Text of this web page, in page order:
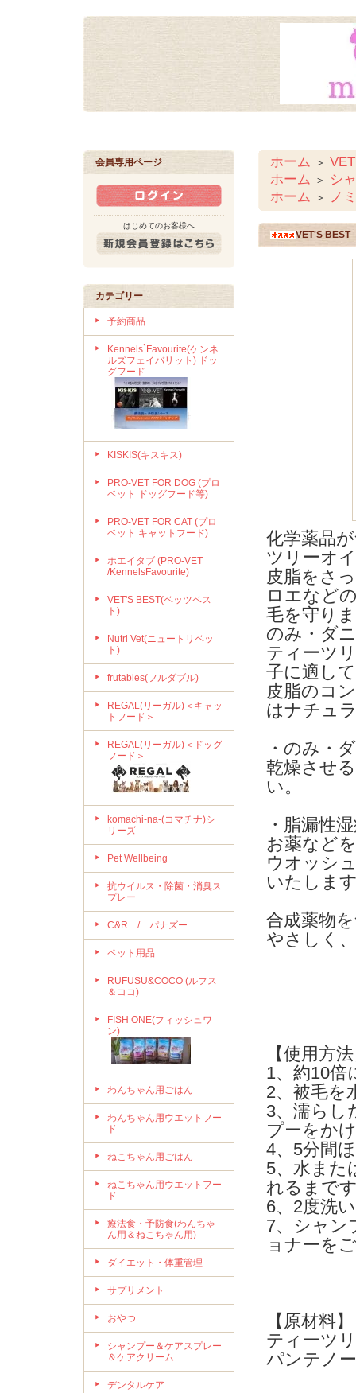
会員専用ページ
はじめてのお客様へ
カテゴリー
予約商品
Kennels`Favourite(ケンネ
ルズフェイバリット) ドッ
グフード
KISKIS(キスキス)
PRO-VET FOR DOG (プロ
ベット ドッグフード等)
PRO-VET FOR CAT (プロ
ベット キャットフード)
ホエイタブ (PRO-VET
/KennelsFavourite)
VET'S BEST(ベッツベス
ト)
Nutri Vet(ニュートリベッ
ト)
frutables(フルダブル)
REGAL(リーガル)＜キャッ
トフード＞
REGAL(リーガル)＜ドッグ
フード＞
komachi-na-(コマチナ)シ
リーズ
Pet Wellbeing
抗ウイルス・除菌・消臭ス
プレー
C&R / パナズー
ペット用品
RUFUSU&COCO (ルフス
＆ココ)
FISH ONE(フィッシュワ
ン)
わんちゃん用ごはん
わんちゃん用ウエットフー
ド
ねこちゃん用ごはん
ねこちゃん用ウエットフー
ド
療法食・予防食(わんちゃ
ん用＆ねこちゃん用)
ダイエット・体重管理
サプリメント
おやつ
シャンプー＆ケアスプレー
＆ケアクリーム
デンタルケア
ホーム ＞
ホーム ＞
シ
ホーム ＞ ノ
VET'S
化学薬品
ツリーオ
皮脂をさ
ロエなど
毛を守り
のみ・ダ
ティーツ
子に適し
皮脂のコ
はナチュ
・のみ・
乾燥させ
い。
・脂漏性
お薬など
ウオッシ
いたしま
合成薬物
やさしく
【使用方
1、約10倍
2、被毛を
3、濡らし
プーをか
4、5分間
5、水また
れるまで
6、2度洗
7、シャン
ョナーを
【原材料】
ティーツ
パンテノ